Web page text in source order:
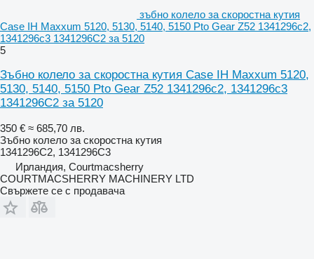
зъбно колело за скоростна кутия
Case IH Maxxum 5120, 5130, 5140, 5150 Pto Gear Z52 1341296c2,
1341296c3 1341296C2 за 5120
5
Зъбно колело за скоростна кутия Case IH Maxxum 5120,
5130, 5140, 5150 Pto Gear Z52 1341296c2, 1341296c3
1341296C2 за 5120
350 € ≈ 685,70 лв.
Зъбно колело за скоростна кутия
1341296C2, 1341296C3
Ирландия, Courtmacsherry
COURTMACSHERRY MACHINERY LTD
Свържете се с продавача